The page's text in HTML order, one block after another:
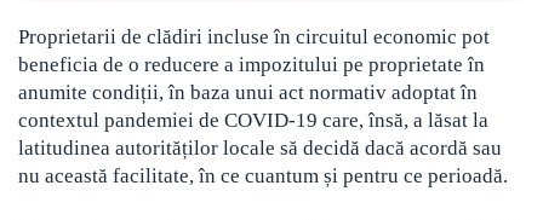
Proprietarii de clădiri incluse în circuitul economic pot
beneficia de o reducere a impozitului pe proprietate în
anumite condiții, în baza unui act normativ adoptat în
contextul pandemiei de COVID-19 care, însă, a lăsat la
latitudinea autorităților locale să decidă dacă acordă sau
nu această facilitate, în ce cuantum și pentru ce perioadă.